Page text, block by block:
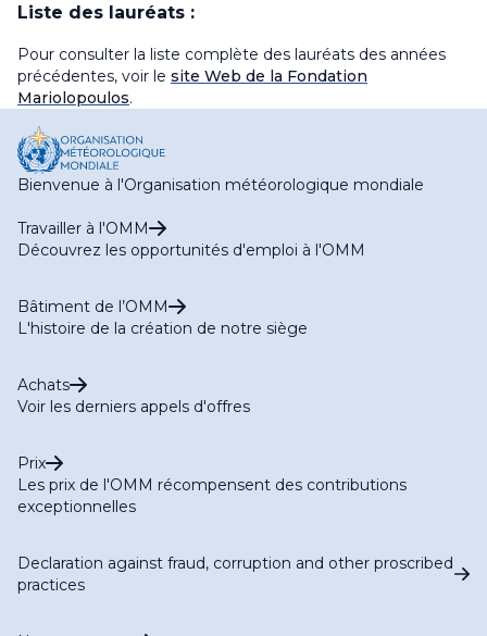
Liste des lauréats :
Pour consulter la liste complète des lauréats des années
précédentes, voir le site Web de la Fondation
Mariolopoulos.
Bienvenue à l'Organisation météorologique mondiale
Travailler à l'OMM
Découvrez les opportunités d'emploi à l'OMM
Bâtiment de l’OMM
L'histoire de la création de notre siège
Achats
Voir les derniers appels d'offres
Prix
Les prix de l'OMM récompensent des contributions
exceptionnelles
Declaration against fraud, corruption and other proscribed
practices